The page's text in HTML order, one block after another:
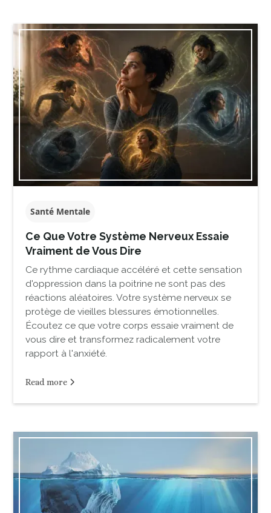
Santé Mentale
Ce Que Votre Système Nerveux Essaie
Vraiment de Vous Dire
Ce rythme cardiaque accéléré et cette sensation
d'oppression dans la poitrine ne sont pas des
réactions aléatoires. Votre système nerveux se
protège de vieilles blessures émotionnelles.
Écoutez ce que votre corps essaie vraiment de
vous dire et transformez radicalement votre
rapport à l'anxiété.
Read more